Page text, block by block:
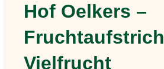
Hof Oelkers –
Fruchtaufstrich
Vielfrucht